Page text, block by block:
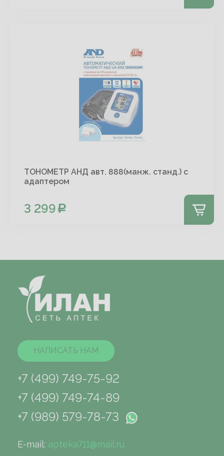
ТОНОМЕТР АНД авт. 888(манж. станд.) с
адаптером
3 299
НАПИСАТЬ НАМ
+7 (499) 749-75-92
+7 (499) 749-74-89
+7 (989) 579-78-73
E-mail: apteka711@mail.ru